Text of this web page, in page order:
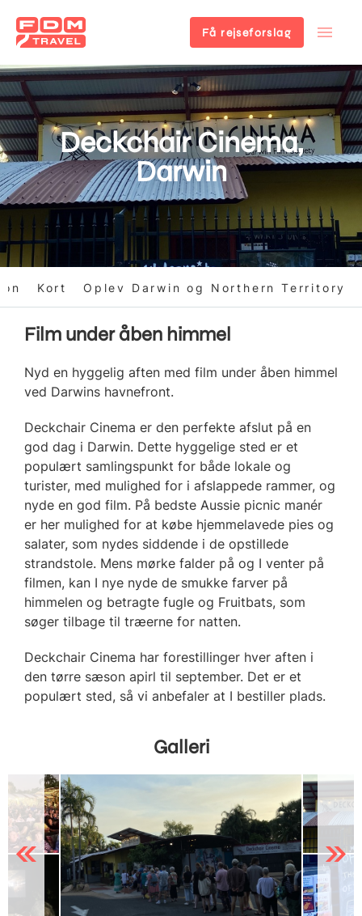
Gå
hovedindhold
Få rejseforslag
Deckchair Cinema,
Darwin
Kort Oplev Darwin og Northern Territory
Film under åben himmel
Nyd en hyggelig aften med film under åben himmel
ved Darwins havnefront.
Deckchair Cinema er den perfekte afslut på en
god dag i Darwin. Dette hyggelige sted er et
populært samlingspunkt for både lokale og
turister, med mulighed for i afslappede rammer, og
nyde en god film. På bedste Aussie picnic manér
er her mulighed for at købe hjemmelavede pies og
salater, som nydes siddende i de opstillede
strandstole. Mens mørke falder på og I venter på
filmen, kan I nye nyde de smukke farver på
himmelen og betragte fugle og Fruitbats, som
søger tilbage til træerne for natten.
Deckchair Cinema har forestillinger hver aften i
den tørre sæson apirl til september. Det er et
populært sted, så vi anbefaler at I bestiller plads.
Galleri
Previous Next